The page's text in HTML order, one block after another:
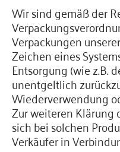
Wir sind gemäß der
Verpackungen
Zeichen eines
Entsorgung (wie z.B.
unentgeltlich
Wiederverwendung
Zur weiteren Klärung
sich bei solchen
Verkäufer in